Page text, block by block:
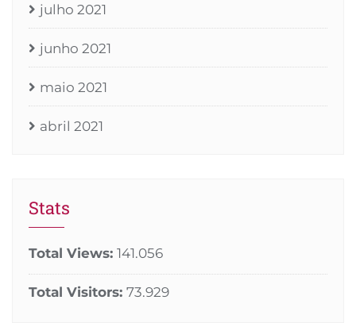
julho 2021
junho 2021
maio 2021
abril 2021
Stats
Total Views: 141.056
Total Visitors: 73.929